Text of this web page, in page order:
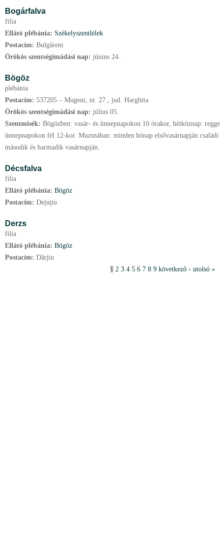
Bogárfalva
filia
Ellátó plébánia: Székelyszentlélek
Postacím: Bulgăreni
Örökös szentségimádási nap: június 24.
Bögöz
plébánia
Postacím: 537205 – Mugeni, nr. 27., jud. Harghita
Örökös szentségimádási nap: július 05.
Szentmisék: Bögözben: vasár- és ünnepnapokon 10 órakor, hétköznap:
ünnepnapokon fél 12-kor. Muzsnában: minden hónap elsővasárnapján
második és harmadik vasárnapján.
Décsfalva
filia
Ellátó plébánia: Bögöz
Postacím: Dejuțiu
Derzs
filia
Ellátó plébánia: Bögöz
Postacím: Dârjiu
1 2 3 4 5 6 7 8 9 következő › utolsó »